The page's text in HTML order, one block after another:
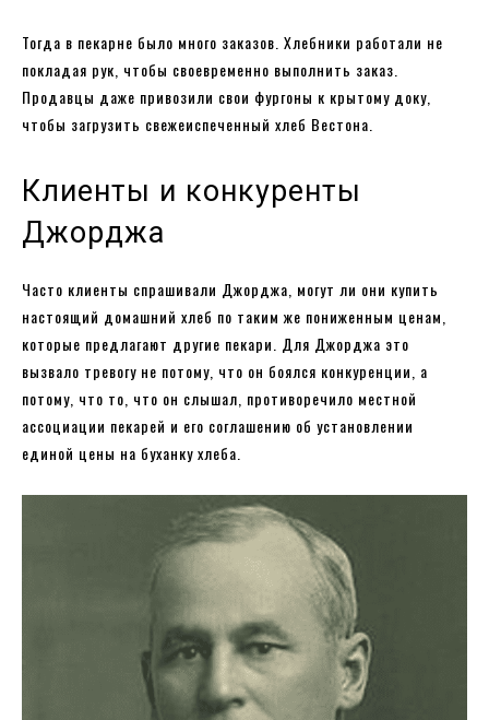
Тогда в пекарне было много заказов. Хлебники работали не
покладая рук, чтобы своевременно выполнить заказ.
Продавцы даже привозили свои фургоны к крытому доку,
чтобы загрузить свежеиспеченный хлеб Вестона.
Клиенты и конкуренты
Джорджа
Часто клиенты спрашивали Джорджа, могут ли они купить
настоящий домашний хлеб по таким же пониженным ценам,
которые предлагают другие пекари. Для Джорджа это
вызвало тревогу не потому, что он боялся конкуренции, а
потому, что то, что он слышал, противоречило местной
ассоциации пекарей и его соглашению об установлении
единой цены на буханку хлеба.